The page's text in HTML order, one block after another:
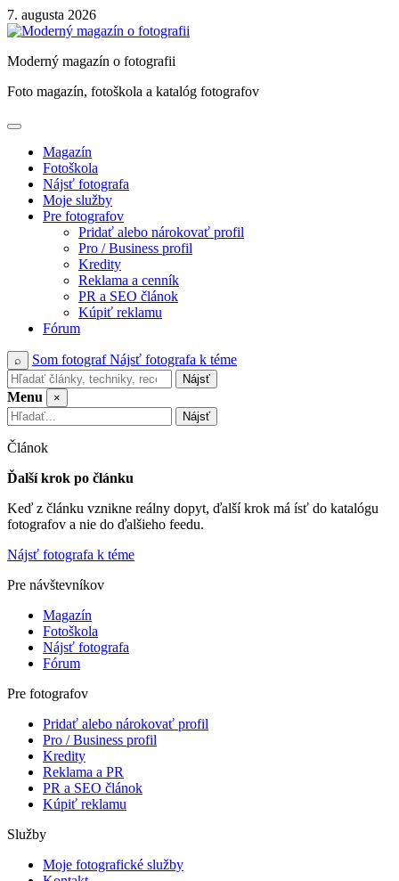
Skip
to
7. augusta 2026
Moderný magazín o fotografii
Foto magazín, fotoškola a katalóg fotografov
Magazín
Fotoškola
Nájsť fotografa
Moje služby
Pre fotografov
Pridať alebo nárokovať profil
Pro / Business profil
Kredity
Reklama a cenník
PR a SEO článok
Kúpiť reklamu
Fórum
⌕ Som fotografNájsť fotografa k téme
Nájsť
Menu
×
Nájsť
Článok
Ďalší krok po článku
Keď z článku vznikne reálny dopyt, ďalší krok má ísť do katalógu
fotografov a nie do ďalšieho feedu.
Nájsť fotografa k téme
Pre návštevníkov
Magazín
Fotoškola
Nájsť fotografa
Fórum
Pre fotografov
Pridať alebo nárokovať profil
Pro / Business profil
Kredity
Reklama a PR
PR a SEO článok
Kúpiť reklamu
Služby
Moje fotografické služby